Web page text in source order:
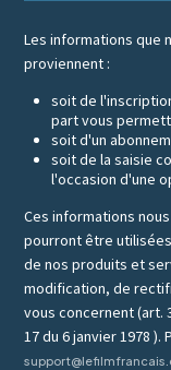
Les informations que
proviennent :
soit de
part vous
soit d'un
soit de la saisie
l'occasion d'une
Ces informations
pourront être
de nos produits et
modification, de
vous concernent (art.
17 du 6 janvier 1978